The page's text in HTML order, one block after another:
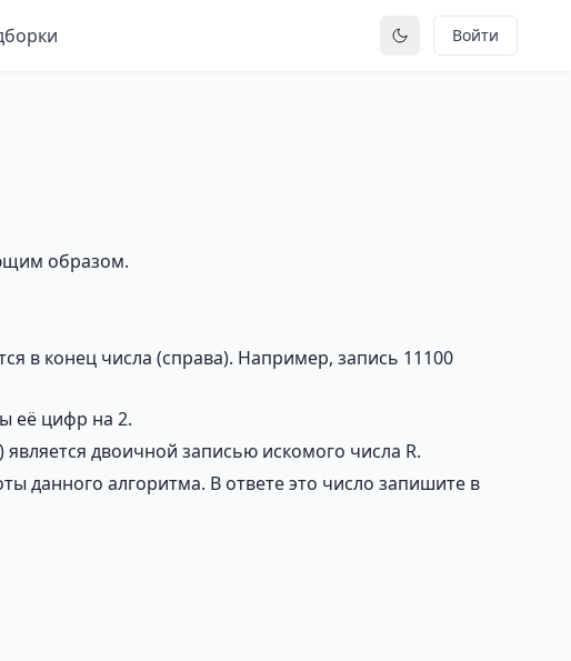
Переключить тему
Войти
образом.
в конец числа (справа). Например, запись 11100
её цифр на 2.
двоичной записью искомого числа R.
данного алгоритма. В ответе это число запишите в